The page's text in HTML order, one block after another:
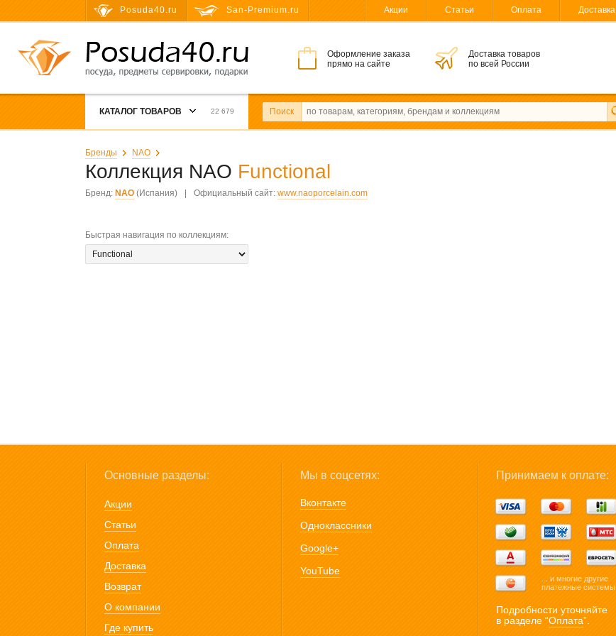
Posuda40.ru San-Premium.ru Акции Статьи Оплата Доставка
Оформление заказа
прямо на сайте
Доставка товаров
по всей России
КАТАЛОГ ТОВАРОВ 22 679 Поиск
Бренды NAO
Коллекция NAO Functional
Бренд: NAO (Испания) Официальный сайт: www.naoporcelain.com
Быстрая навигация по коллекциям:
Основные разделы:
Акции
Статьи
Оплата
Доставка
Возврат
О компании
Где купить
Мы в соцсетях:
Вконтакте
Одноклассники
Google+
YouTube
Принимаем к оплате:
... и многие другие
платежные системы.
Подробности уточняйте
в разделе “Оплата”.